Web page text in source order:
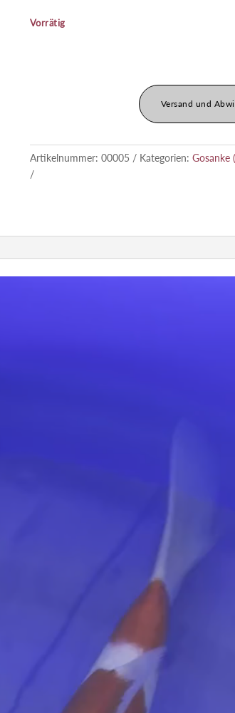
Vorrätig
Versand und
Artikelnummer: 00005 Kategorien: Gosanke